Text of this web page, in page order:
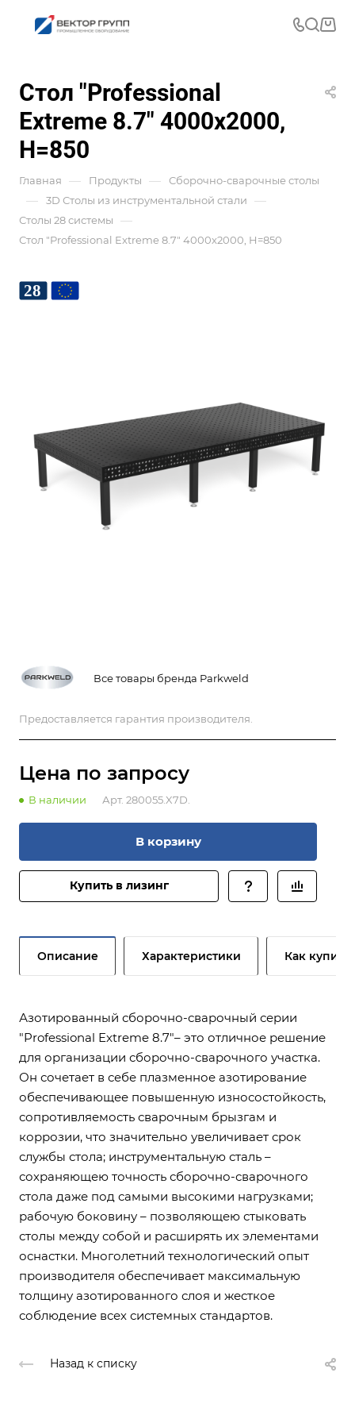
Стол "Professional
Extreme 8.7" 4000x2000,
H=850
Главная — Продукты — Сборочно-сварочные столы
— 3D Столы из инструментальной стали —
Столы 28 системы —
Стол "Professional Extreme 8.7" 4000x2000, H=850
Все товары бренда Parkweld
Предоставляется гарантия производителя.
Цена по запросу
В наличии Арт. 280055.X7D.
В корзину
Купить в лизинг
Описание Характеристики Как купить
Азотированный сборочно-сварочный серии
"Professional Extreme 8.7"– это отличное решение
для организации сборочно-сварочного участка.
Он сочетает в себе плазменное азотирование
обеспечивающее повышенную износостойкость,
сопротивляемость сварочным брызгам и
коррозии, что значительно увеличивает срок
службы стола; инструментальную сталь –
сохраняющею точность сборочно-сварочного
стола даже под самыми высокими нагрузками;
рабочую боковину – позволяющею стыковать
столы между собой и расширять их элементами
оснастки. Многолетний технологический опыт
производителя обеспечивает максимальную
толщину азотированного слоя и жесткое
соблюдение всех системных стандартов.
Назад к списку